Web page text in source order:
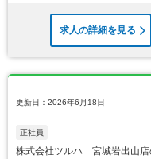
求人の詳細を見る
更新日：2026年6月18日
正社員
株式会社ツルハ 宮城岩出山店